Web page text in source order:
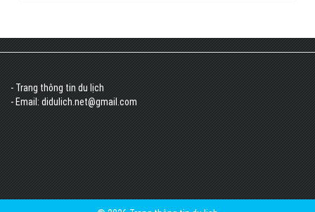
- Trang thông tin du lịch
- Email: didulich.net@gmail.com